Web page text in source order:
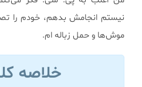
نیستم انجامش بدهم، خودم را
موش‌ها و حمل زباله ام.
خلاصه